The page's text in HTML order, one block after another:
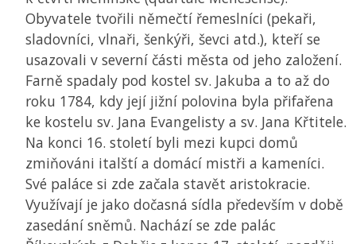
Obyvatele tvořili němečtí řemeslníci (pekaři,
sladovníci, vlnaři, šenkýři, ševci atd.), kteří se
usazovali v severní části města od jeho založení.
Farně spadaly pod kostel sv. Jakuba a to až do
roku 1784, kdy její jižní polovina byla přifařena
ke kostelu sv. Jana Evangelisty a sv. Jana Křtitele.
Na konci 16. století byli mezi kupci domů
zmiňováni italští a domácí mistři a kameníci.
Své paláce si zde začala stavět aristokracie.
Využívají je jako dočasná sídla především v době
zasedání sněmů. Nachází se zde palác